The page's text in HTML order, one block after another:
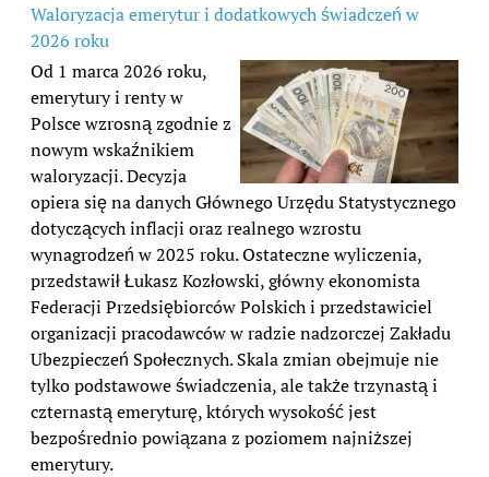
Waloryzacja emerytur i dodatkowych świadczeń w
2026 roku
Od 1 marca 2026 roku,
emerytury i renty w
Polsce wzrosną zgodnie z
nowym wskaźnikiem
waloryzacji. Decyzja
opiera się na danych Głównego Urzędu Statystycznego
dotyczących inflacji oraz realnego wzrostu
wynagrodzeń w 2025 roku. Ostateczne wyliczenia,
przedstawił Łukasz Kozłowski, główny ekonomista
Federacji Przedsiębiorców Polskich i przedstawiciel
organizacji pracodawców w radzie nadzorczej Zakładu
Ubezpieczeń Społecznych. Skala zmian obejmuje nie
tylko podstawowe świadczenia, ale także trzynastą i
czternastą emeryturę, których wysokość jest
bezpośrednio powiązana z poziomem najniższej
emerytury.